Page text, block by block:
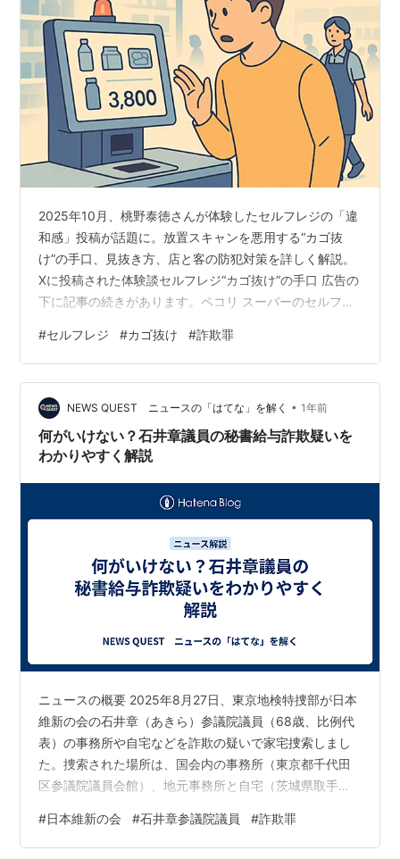
2025年10月、桃野泰徳さんが体験したセルフレジの「違
和感」投稿が話題に。放置スキャンを悪用する“カゴ抜
け”の手口、見抜き方、店と客の防犯対策を詳しく解説。
Xに投稿された体験談セルフレジ“カゴ抜け”の手口 広告の
下に記事の続きがあります。ペコリ スーパーのセルフレ
った金額に違和感を覚えた――。2025年10月、X（旧
Twitter）に投稿された桃野泰徳さんの体験談が注目を集
めている。すでに他人の商品がスキャンされたまま放置
されたレジ画面。気づかず操作を続ければ、支払いをし
ていない他人の買い物分を抱えたまま退店してしまう可
能性がある。この投稿…
#セルフレジ #カゴ抜け #詐欺罪
NEWS QUEST ニュースの「はてな」を解く • 1年前
何がいけない？石井章議員の秘書給与詐欺疑いを
わかりやすく解説
ニュースの概要 2025年8月27日、東京地検特捜部が日本
維新の会の石井章（あきら）参議院議員（68歳、比例代
表）の事務所や自宅などを詐欺の疑いで家宅捜索しまし
た。捜索された場所は、国会内の事務所（東京都千代田
区参議院議員会館）、地元事務所と自宅（茨城県取手
取して事件の詳細を調べています。詐取されたとされる
金額は約800万円とみられています。 日本維新の会の吉
#日本維新の会 #石井章参議院議員 #詐欺罪